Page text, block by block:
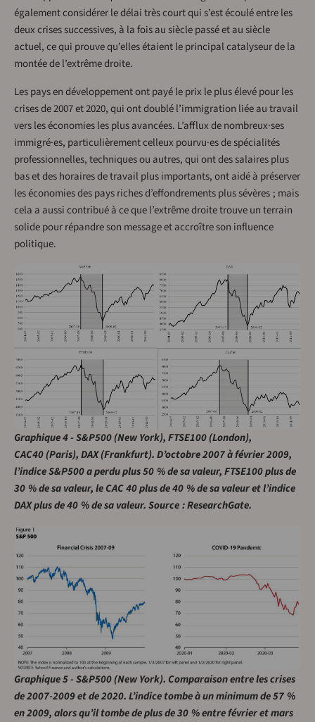
également considérer le délai très court qui s’est écoulé entre les
deux crises successives, à la fois au siècle passé et au siècle
actuel, ce qui prouve qu’elles étaient le principal catalyseur de la
montée de l’extrême droite.
Les pays en développement ont payé le prix le plus élevé pour les
crises de 2007 et 2020, qui ont doublé l’immigration liée au travail
vers les économies les plus avancées. L’afflux de nombreux·ses
immigré·es, particulièrement celleux pourvu·es de spécialités
professionnelles, techniques ou autres, qui ont des salaires plus
bas et des horaires de travail plus importants, ont aidé à préserver
les économies des pays riches d’effondrements plus sévères ; mais
cela a aussi contribué à ce que l’extrême droite trouve un terrain
solide pour répandre son message et accroître son influence
politique.
Graphique 4 - S&P500 (New York), FTSE100 (London),
CAC40 (Paris), DAX (Frankfurt). D’octobre 2007 à février 2009,
l’indice S&P500 a perdu plus 50 % de sa valeur, FTSE100 plus de
30 % de sa valeur, le CAC 40 plus de 40 % de sa valeur et l’indice
DAX plus de 40 % de sa valeur. Source : ResearchGate.
Graphique 5 - S&P500 (New York). Comparaison entre les crises
de 2007-2009 et de 2020. L’indice tombe à un minimum de 57 %
en 2009, alors qu’il tombe de plus de 30 % entre février et mars